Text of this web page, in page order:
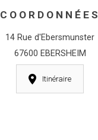
COORDONNÉES
14 Rue d'Ebersmunster
67600 EBERSHEIM
Itinéraire